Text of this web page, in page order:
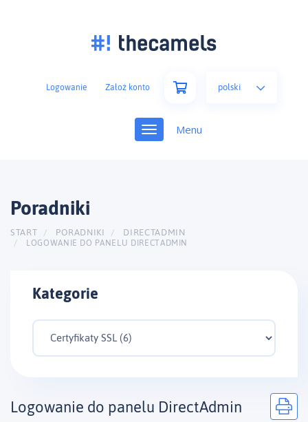
polski
Logowanie Założ konto
Toggle
navigation
Poradniki
START PORADNIKI DIRECTADMIN
LOGOWANIE DO PANELU DIRECTADMIN
Kategorie
Logowanie do panelu DirectAdmin